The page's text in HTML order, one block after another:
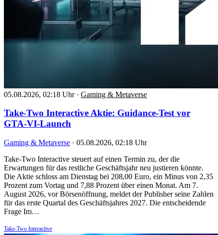
05.08.2026, 02:18 Uhr · Gaming & Metaverse
Take-Two Interactive Aktie: Guidance-Test vor
GTA-VI-Launch
Gaming & Metaverse · 05.08.2026, 02:18 Uhr
Take-Two Interactive steuert auf einen Termin zu, der die
Erwartungen für das restliche Geschäftsjahr neu justieren könnte.
Die Aktie schloss am Dienstag bei 208,00 Euro, ein Minus von 2,35
Prozent zum Vortag und 7,88 Prozent über einen Monat. Am 7.
August 2026, vor Börsenöffnung, meldet der Publisher seine Zahlen
für das erste Quartal des Geschäftsjahres 2027. Die entscheidende
Frage Im…
Take-Two Interactive